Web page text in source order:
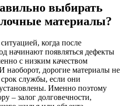
выбирать
материалы?
когда после
начинают появляться дефекты
с низким качеством
наоборот, дорогие материалы не
службы, если они
Именно поэтому
– залог долговечности,